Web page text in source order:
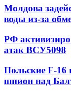
Молдова
воды из-за
РФ
атак ВСУ5098
Польские F-16
шпион над